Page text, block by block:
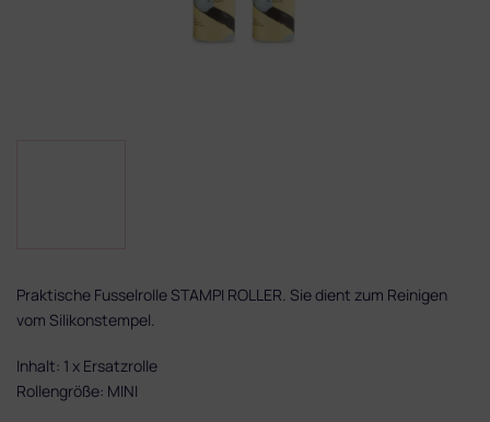
Praktische Fusselrolle STAMPI ROLLER. Sie dient zum Reinigen
vom Silikonstempel.
Inhalt: 1 x Ersatzrolle
Rollengröße: MINI